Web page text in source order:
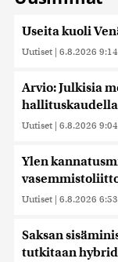
Useita kuoli
Uutiset | 6.8.2026 9:14
Arvio: Julkisia
hallituskaudella
Uutiset | 6.8.2026 9:04
Ylen
Uutiset | 6.8.2026 6:53
Saksan
tutkitaan